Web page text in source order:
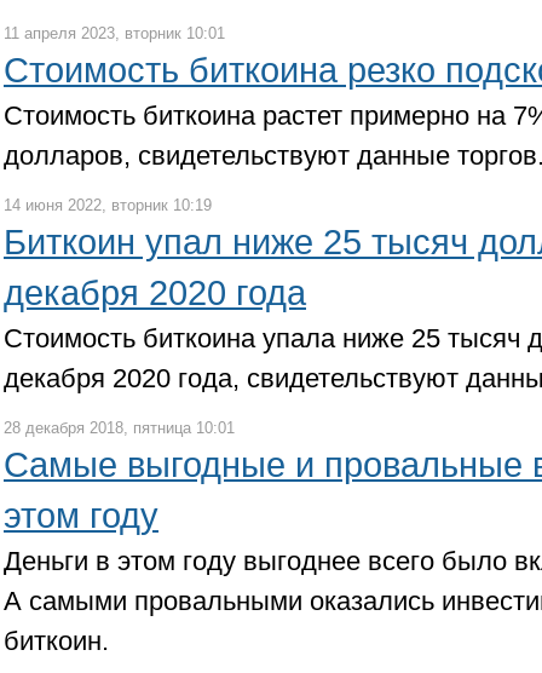
11 апреля 2023, вторник 10:01
Стоимость биткоина резко
Стоимость биткоина растет примерно на
долларов, свидетельствуют данные
14 июня 2022, вторник 10:19
Биткоин упал ниже 25 тысяч
декабря 2020 года
Стоимость биткоина упала ниже 25 тысяч
декабря 2020 года, свидетельствуют
28 декабря 2018, пятница 10:01
Самые выгодные и провальные
этом году
Деньги в этом году выгоднее всего было
А самыми провальными оказались
биткоин.